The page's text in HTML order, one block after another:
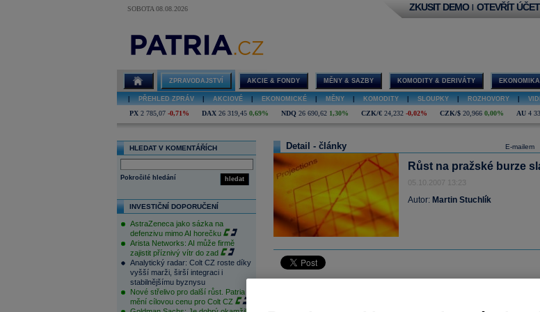
SOBOTA 08.08.2026 ZKUSIT DEMO | OTEVŘÍT ÚČET
ZPRAVODAJSTVÍ AKCIE & FONDY MĚNY & SAZBY KOMODITY & DERIVÁTY EKONOMIKA
PŘEHLED ZPRÁV AKCIOVÉ EKONOMICKÉ MĚNY KOMODITY SLOUPKY ROZHOVORY
PX 2 785,07 -0,71% DAX 26 319,45 0,69% NDQ 26 690,62 1,30% CZK/€ 24,232 -0,02% CZK/$ 20,966 0,00% AU 4
HLEDAT V KOMENTÁŘÍCH
hledat
Pokročilé hledání
INVESTIČNÍ DOPORUČENÍ
AstraZeneca jako sázka na
defenzivu mimo AI horečku
Arista Networks: AI může firmě
zajistit příznivý vítr do zad
Analytický radar: Colt CZ roste díky
vyšší marži, širší integraci i
stabilnějšímu byznysu
Nové střelivo pro další růst. Patria
mění cílovou cenu pro Colt CZ
E-mailem
Detail - články
Růst na pražské burze
05.10.2007 13:23
Autor: Martin Stuchlík